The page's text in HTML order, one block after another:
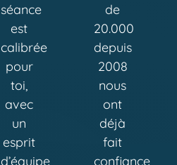
séance
est
calibrée
pour
toi,
avec
un
esprit
d’équipe
de
20.000
depuis
2008
nous
ont
déjà
fait
confiance